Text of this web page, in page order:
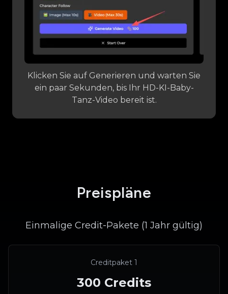
Klicken Sie auf Generieren und warten Sie
ein paar Sekunden, bis Ihr HD-KI-Baby-
Tanz-Video bereit ist.
Preispläne
Einmalige Credit-Pakete (1 Jahr gültig)
Creditpaket 1
300 Credits